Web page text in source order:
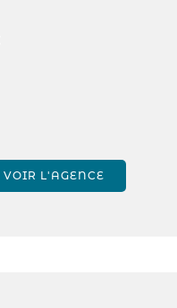
VOIR L'AGENCE